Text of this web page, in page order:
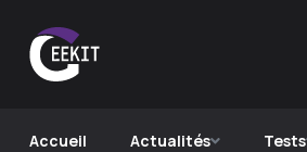
Accueil Actualités Tests